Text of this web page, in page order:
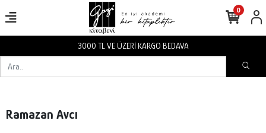
3000 TL VE ÜZERİ KARGO BEDAVA
0
Ramazan Avcı